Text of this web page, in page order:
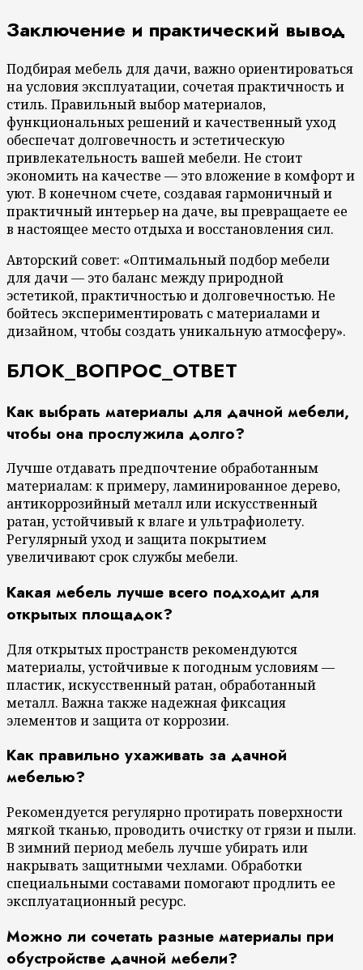
Заключение и практический вывод
Подбирая мебель для дачи, важно ориентироваться
на условия эксплуатации, сочетая практичность и
стиль. Правильный выбор материалов,
функциональных решений и качественный уход
обеспечат долговечность и эстетическую
привлекательность вашей мебели. Не стоит
экономить на качестве — это вложение в комфорт и
уют. В конечном счете, создавая гармоничный и
практичный интерьер на даче, вы превращаете ее
в настоящее место отдыха и восстановления сил.
Авторский совет: «Оптимальный подбор мебели
для дачи — это баланс между природной
эстетикой, практичностью и долговечностью. Не
бойтесь экспериментировать с материалами и
дизайном, чтобы создать уникальную атмосферу».
БЛОК_ВОПРОС_ОТВЕТ
Как выбрать материалы для дачной мебели,
чтобы она прослужила долго?
Лучше отдавать предпочтение обработанным
материалам: к примеру, ламинированное дерево,
антикоррозийный металл или искусственный
ратан, устойчивый к влаге и ультрафиолету.
Регулярный уход и защита покрытием
увеличивают срок службы мебели.
Какая мебель лучше всего подходит для
открытых площадок?
Для открытых пространств рекомендуются
материалы, устойчивые к погодным условиям —
пластик, искусственный ратан, обработанный
металл. Важна также надежная фиксация
элементов и защита от коррозии.
Как правильно ухаживать за дачной
мебелью?
Рекомендуется регулярно протирать поверхности
мягкой тканью, проводить очистку от грязи и пыли.
В зимний период мебель лучше убирать или
накрывать защитными чехлами. Обработки
специальными составами помогают продлить ее
эксплуатационный ресурс.
Можно ли сочетать разные материалы при
обустройстве дачной мебели?